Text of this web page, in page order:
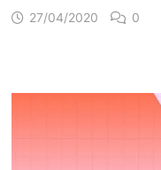
27/04/2020 0